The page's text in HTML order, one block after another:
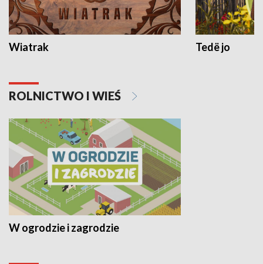
Wiatrak Tedë jo
ROLNICTWO I WIEŚ
W ogrodzie i zagrodzie